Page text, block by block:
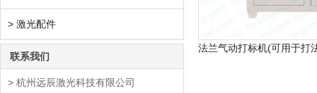
> 激光配件
联系我们
> 杭州远辰激光科技有限公司